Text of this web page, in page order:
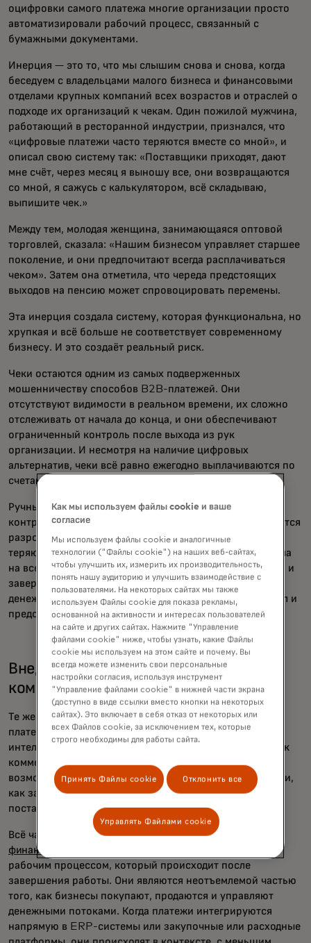
оцифровки самого платежа многие организации просто
автоматизировали рабочий процесс, связанный с
бумажными документами.
Инерция — это то, что мы слышим снова и снова, когда
беседуем с владельцами малого бизнеса и финансовыми
отделами крупных компаний всех возрастов и отраслей о
подходе их организаций к чекам. Один пожилой мужчина,
работающий в ресторанной индустрии, признался, что
«цифровые платежи часто теряются вместе со мной», и
описал свою систему так: «Поставщики приходят, дают
мне счёт, через месяц я выношу все, они возвращаются
со мной, я сажусь с калькулятором, всё складываю,
выпишите чек.»
Между тем, молодая женщина, занимающаяся оптовой
торговлей, сказала: «Нашим бизнесом управляет старшее
поколение, и они предпочитают всегда расплачиваться
чеком». Затем она отметила, что череда предстоящих
выходов на пенсию может спровоцировать перемены.
Эта инерция создала систему, которая функциональна, но
хрупкая и всё больше не соответствует современному
бизнесу. И это создаёт реальный риск.
Чеки остаются одним из самых подверженных
мошенничеству способов B2B-платежей. Они
отсутствуют видимости в реальном времени, их сложно
отслеживать от начала до конца, и они обеспечивают
ограниченный контроль после выхода из рук
организации. И несмотря на наличие цифровых
альтернатив, чеки всё равно ежегодно выплачиваются по
счетам на триллионы долларов.
Ручные процессы также ограничивают возможности
контроля. Когда данные поступают с задержкой, являются
разрозненными или неполными, финансовые отделы
теряют возможность отслеживать ход платежного цикла
на всех этапах — от выставления счета до утверждения и
завершения сделки. Это затрудняет управление
денежными потоками, обеспечение соблюдения правил и
предотвращение мошенничества.
Внедрение потребительского опыта в
коммерческие платежи
Те же принципы, которые изменили потребительские
платежи — скорость, простота, доверие и
интеллектуальность — в равной степени применимы и к
коммерческим операциям. Это означает расширение
возможностей управления в один клик на такие области,
как закупки, расчеты с поставщиками, платежи
поставщикам, деловые поездки и выплаты.
Всё чаще этот сдвиг обеспечиваетсявстроенными
финансами
рабочим процессом, который происходит после
завершения работы. Они являются неотъемлемой частью
того, как бизнесы покупают, продаются и управляют
денежными потоками. Когда платежи интегрируются
напрямую в ERP-системы или закупочные или расходные
Как мы используем файлы cookie и ваше
согласие
Мы используем файлы cookie и аналогичные
технологии ("Файлы cookie") на наших веб-сайтах,
чтобы улучшить их, измерить их производительность,
понять нашу аудиторию и улучшить взаимодействие с
пользователями. На некоторых сайтах мы также
используем Файлы cookie для показа рекламы,
основанной на активности и интересах пользователей
на сайте и других сайтах. Нажмите "Управление
файлами cookie" ниже, чтобы узнать, какие Файлы
cookie мы используем на этом сайте и почему. Вы
всегда можете изменить свои персональные
настройки согласия, используя инструмент
"Управление файлами cookie" в нижней части экрана
(доступно в виде ссылки вместо кнопки на некоторых
сайтах). Это включает в себя отказ от некоторых или
всех Файлов cookie, за исключением тех, которые
строго необходимы для работы сайта.
Принять Файлы cookie Отклонить все
Управлять Файлами cookie